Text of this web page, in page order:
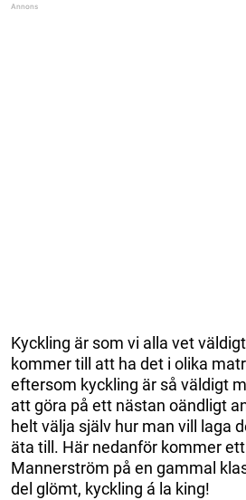
Kyckling är som vi alla vet
kommer till att ha det i olika
eftersom kyckling är så väldigt
att göra på ett nästan oändligt
helt välja själv hur man vill laga
äta till. Här nedanför kommer
Mannerström på en gammal
del glömt, kyckling á la king!